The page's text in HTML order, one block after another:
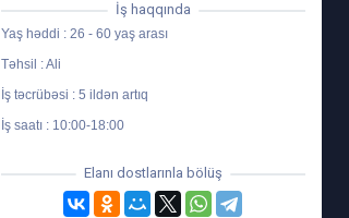
İş haqqında
Yaş həddi : 26 - 60 yaş arası
Təhsil : Ali
İş təcrübəsi : 5 ildən artıq
İş saatı : 10:00-18:00
Elanı dostlarınla bölüş